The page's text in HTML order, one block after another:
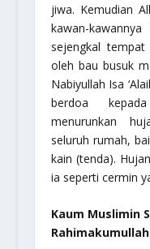
jiwa. Kemudian
kawan-
sejengkal
oleh bau busuk
Nabiyullah Isa
berdoa
menurunkan
seluruh rumah,
kain (tenda).
ia seperti cermin
Kaum Muslimin
Rahimakumullah